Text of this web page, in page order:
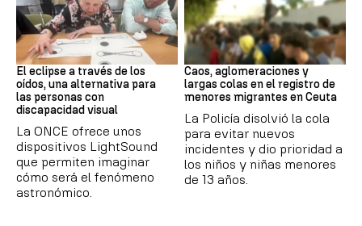
Eclipse solar
El eclipse a través de los
oídos, una alternativa para
las personas con
discapacidad visual
La ONCE ofrece unos
dispositivos LightSound
que permiten imaginar
cómo será el fenómeno
astronómico.
Ceuta
Caos, aglomeraciones y
largas colas en el registro de
menores migrantes en Ceuta
La Policía disolvió la cola
para evitar nuevos
incidentes y dio prioridad a
los niños y niñas menores
de 13 años.